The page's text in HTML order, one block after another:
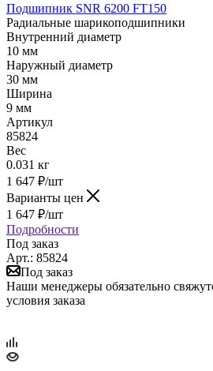
Подшипник SNR 6200 FT150
Радиальные шарикоподшипники
Внутренний диаметр
10 мм
Наружный диаметр
30 мм
Ширина
9 мм
Артикул
85824
Вес
0.031 кг
1 647 ₽/шт
Варианты цен
1 647 ₽/шт
Подробности
Под заказ
Арт.: 85824
Под заказ
Наши менеджеры обязательно
условия заказа